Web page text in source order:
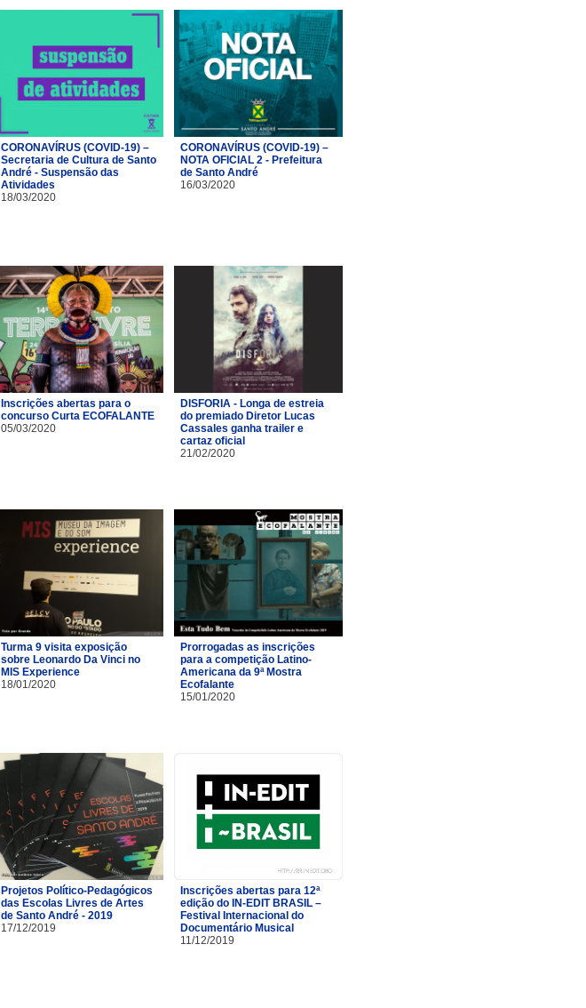
CORONAVÍRUS (COVID-19) –
Secretaria de Cultura de Santo
André - Suspensão das
Atividades
18/03/2020
CORONAVÍRUS (COVID-19) –
NOTA OFICIAL 2 - Prefeitura
de Santo André
16/03/2020
Inscrições abertas para o
concurso Curta ECOFALANTE
05/03/2020
DISFORIA - Longa de estreia
do premiado Diretor Lucas
Cassales ganha trailer e
cartaz oficial
21/02/2020
Turma 9 visita exposição
sobre Leonardo Da Vinci no
MIS Experience
18/01/2020
Prorrogadas as inscrições
para a competição Latino-
Americana da 9ª Mostra
Ecofalante
15/01/2020
Projetos Político-Pedagógicos
das Escolas Livres de Artes
de Santo André - 2019
17/12/2019
Inscrições abertas para 12ª
edição do IN-EDIT BRASIL –
Festival Internacional do
Documentário Musical
11/12/2019